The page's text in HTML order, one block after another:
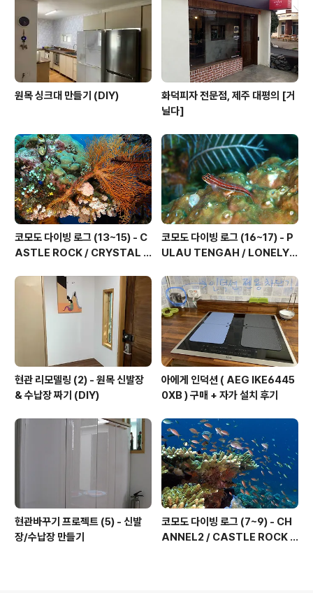
다가 생산날짜 잡혀있는데 임박해서 취소를 했던... 빨리 받
으면 나쁠건 없으니... (뭐 출고되었다가 하자나 다른 이유
로 되돌아갔던..
원목 싱크대 만들기 (DIY)
화덕피자 전문점, 제주 대평의 [거
닐다]
코모도 다이빙 로그 (13~15) - C
ASTLE ROCK / CRYSTAL R
R
코모도 다이빙 로그 (16~17) - P
ULAU TENGAH / LONELY
현관 리모델링 (2) - 원목 신발장
& 수납장 짜기 (DIY)
아에게 인덕션 ( AEG IKE6445
0XB ) 구매 + 자가 설치 후기
현관바꾸기 프로젝트 (5) - 신발
장/수납장 만들기
코모도 다이빙 로그 (7~9) - CH
ANNEL2 / CASTLE ROCK /